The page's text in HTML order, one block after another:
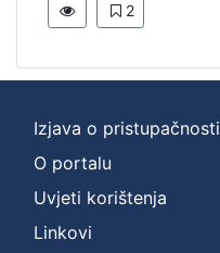
2
Izjava o pristupačnosti
O portalu
Uvjeti korištenja
Linkovi